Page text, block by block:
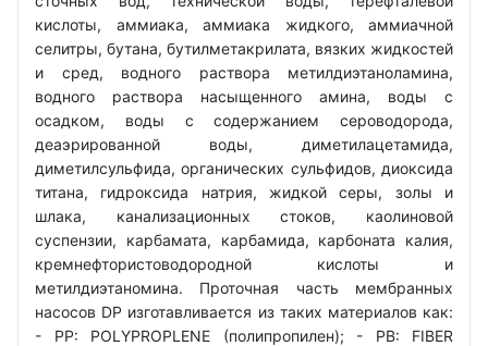
кислоты, аммиака, аммиака жидкого, аммиачной
селитры, бутана, бутилметакрилата, вязких жидкостей
и сред, водного раствора метилдиэтаноламина,
водного раствора насыщенного амина, воды с
осадком, воды с содержанием сероводорода,
деаэрированной воды, диметилацетамида,
диметилсульфида, органических сульфидов, диоксида
титана, гидроксида натрия, жидкой серы, золы и
шлака, канализационных стоков, каолиновой
суспензии, карбамата, карбамида, карбоната калия,
кремнефтористоводородной кислоты и
метилдиэтаномина. Проточная часть мембранных
насосов DP изготавливается из таких материалов как:
- РР: POLYPROPLENE (полипропилен); - PB: FIBER